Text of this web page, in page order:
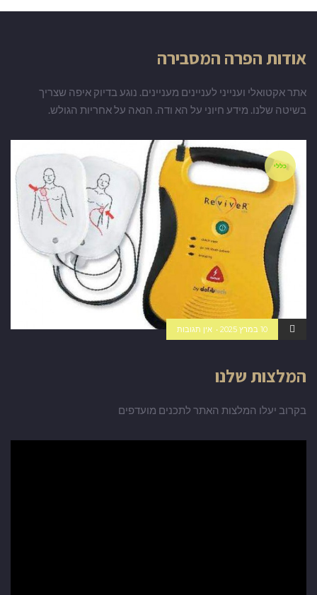
אודות הפרה המסבירה
אתר אקטואלי וענייני לעניינים מעניינים. נוגע בדיוק איפה שצריך
בשיטה שלנו. מידע חיוני על הא ודה. הנאה על אחריות הגולש.
כללי
10 במרץ 2025 אין תגובות
המלצות שלנו
בקרוב יעלו המלצות האתר לתכנים מועדפים